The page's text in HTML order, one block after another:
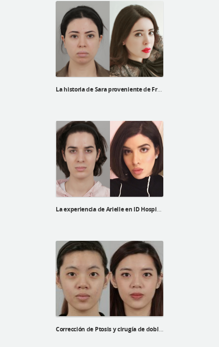
La historia de Sara proveniente de Francia
La experiencia de Arielle en ID Hospital
Corrección de Ptosis y cirugía de doble párpado de Xinji